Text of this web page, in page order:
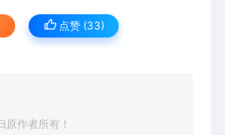
点赞 (33)
原作者所有！